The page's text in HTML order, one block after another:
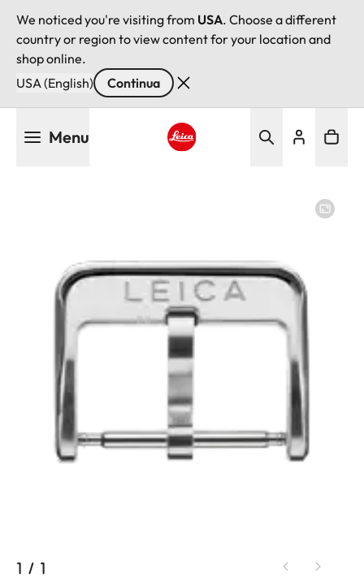
We noticed you're visiting from USA. Choose a different
country or region to view content for your location and
shop online.
USA (English)
Continua
Menu
1 / 1